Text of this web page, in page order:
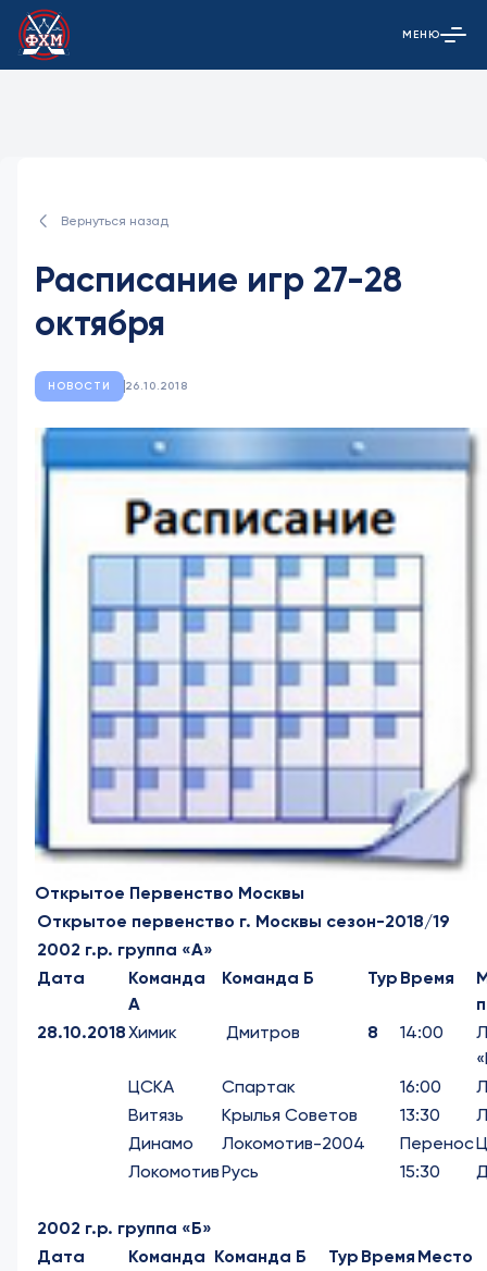
Открыть
МЕНЮ
Вернуться назад
Расписание игр 27-28
октября
НОВОСТИ 26.10.2018
Открытое Первенство Москвы
Открытое первенство г. Москвы сезон-2018/19
2002 г.р. группа «А»
Дата
Команда
А
Команда Б Тур Время
28.10.2018Химик Дмитров 8 14:00
ЦСКА
Спартак 16:00
Витязь
Крылья Советов 13:30
Динамо
Локомотив-2004 Перенос
ЛокомотивРусь 15:30
2002 г.р. группа «Б»
Дата
Команда Команда Б Тур Время Место